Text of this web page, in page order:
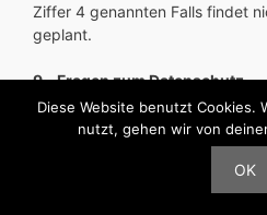
Ziffer 4 genannten Falls findet
geplant.
9. Fragen zum Datenschutz
Bei Fragen zum Datenschutz
beschrieben Öffnungszeiten
(0)2821 24322 sowie per E-Mail
johannesterhoeven@t-online.de
Diese Website benutzt Cookies.
nutzt, gehen wir von
OK